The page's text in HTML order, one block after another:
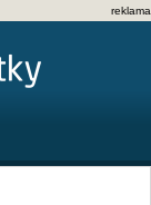
reklama